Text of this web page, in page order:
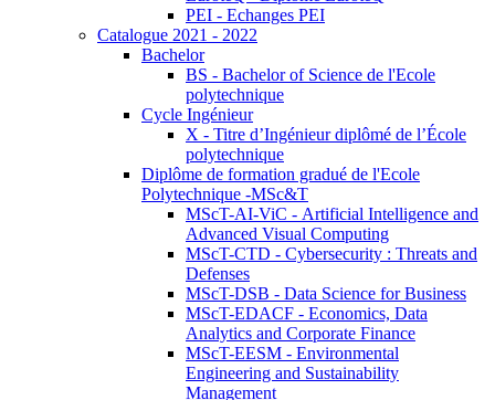
PEI - Echanges PEI
Catalogue 2021 - 2022
Bachelor
BS - Bachelor of Science de l'Ecole
polytechnique
Cycle Ingénieur
X - Titre d’Ingénieur diplômé de l’École
polytechnique
Diplôme de formation gradué de l'Ecole
Polytechnique -MSc&T
MScT-AI-ViC - Artificial Intelligence and
Advanced Visual Computing
MScT-CTD - Cybersecurity : Threats and
Defenses
MScT-DSB - Data Science for Business
MScT-EDACF - Economics, Data
Analytics and Corporate Finance
MScT-EESM - Environmental
Engineering and Sustainability
Management